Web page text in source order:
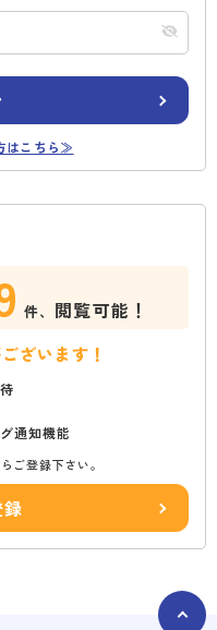
はこちら≫
件、 閲覧可能！
ざいます！
通知機能
ご登録下さい。